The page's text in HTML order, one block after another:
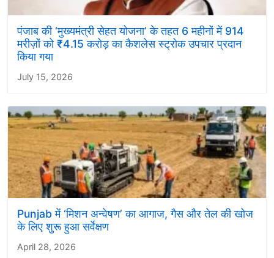
पंजाब की ‘मुख्यमंत्री सेहत योजना’ के तहत 6 महीनों में 914
मरीज़ों को ₹4.15 करोड़ का कैशलेस स्ट्रोक उपचार प्रदान
किया गया
July 15, 2026
Punjab में ‘मिशन अन्वेषण’ का आगाज, गैस और तेल की खोज
के लिए शुरू हुआ सर्वेक्षण
April 28, 2026